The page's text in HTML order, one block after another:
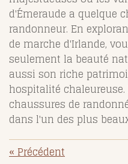
d'Émeraude a quelque
randonneur. En
de marche d'Irlande,
seulement la beauté
aussi son riche
hospitalité
chaussures de
dans l'un des plus
«Précédent